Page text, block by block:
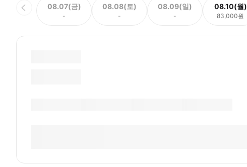
08.07(금)
-
08.08(토)
-
08.09(일)
-
08.10(월)
83,000원